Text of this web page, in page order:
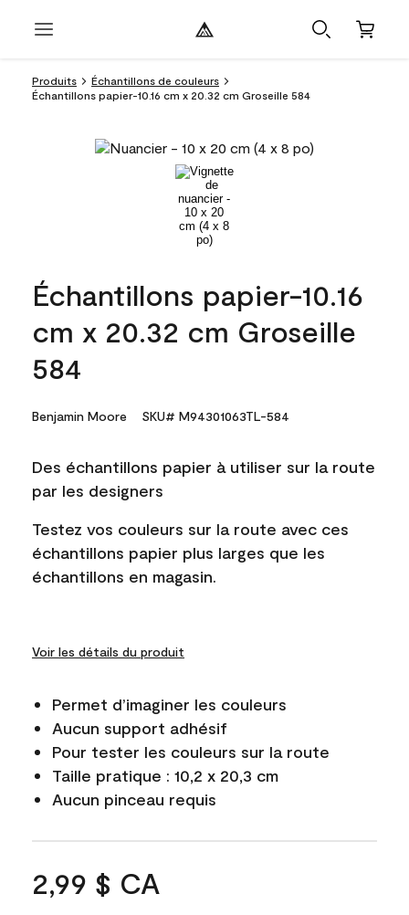
Produits
Échantillons de couleurs
Échantillons papier-10.16 cm x 20.32 cm Groseille 584
Échantillons papier-10.16
cm x 20.32 cm Groseille
584
Benjamin Moore SKU# M94301063TL-584
Des échantillons papier à utiliser sur la route
par les designers
Testez vos couleurs sur la route avec ces
échantillons papier plus larges que les
échantillons en magasin.
Voir les détails du produit
Permet d’imaginer les couleurs
Aucun support adhésif
Pour tester les couleurs sur la route
Taille pratique : 10,2 x 20,3 cm
Aucun pinceau requis
2,99 $ CA